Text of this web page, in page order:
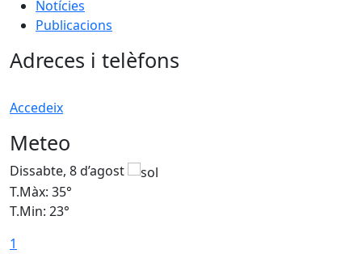
Notícies
Publicacions
Adreces i telèfons
Accedeix
Meteo
Dissabte, 8 d’agost
T.Màx: 35°
T.Min: 23°
1